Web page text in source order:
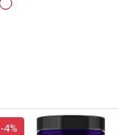
-4%